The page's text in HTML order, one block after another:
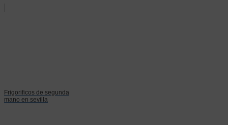
Frigorificos de segunda
mano en sevilla